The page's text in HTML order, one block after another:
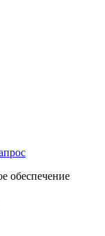
обеспечение